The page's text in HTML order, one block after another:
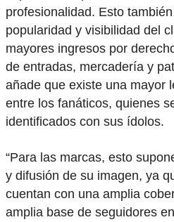
profesionalidad. Esto
popularidad y visibilidad del
mayores ingresos por
de entradas, mercadería y
añade que existe una mayor
entre los fanáticos, quienes
identificados con sus ídolos.
“Para las marcas, esto
y difusión de su imagen, ya
cuentan con una amplia
amplia base de seguidores